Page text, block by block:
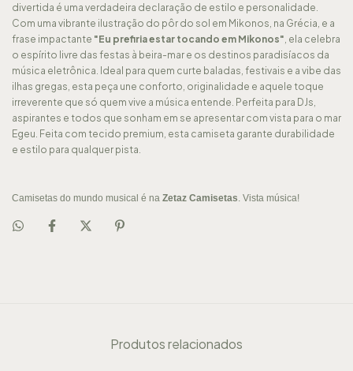
divertida é uma verdadeira declaração de estilo e personalidade.
Com uma vibrante ilustração do pôr do sol em Mikonos, na Grécia, e a
frase impactante "Eu prefiria estar tocando em Mikonos" , ela celebra
o espírito livre das festas à beira-mar e os destinos paradisíacos da
música eletrônica. Ideal para quem curte baladas, festivais e a vibe das
ilhas gregas, esta peça une conforto, originalidade e aquele toque
irreverente que só quem vive a música entende. Perfeita para DJs,
aspirantes e todos que sonham em se apresentar com vista para o mar
Egeu. Feita com tecido premium, esta camiseta garante durabilidade
e estilo para qualquer pista.
Camisetas do mundo musical é na Zetaz Camisetas . Vista música!
Produtos relacionados